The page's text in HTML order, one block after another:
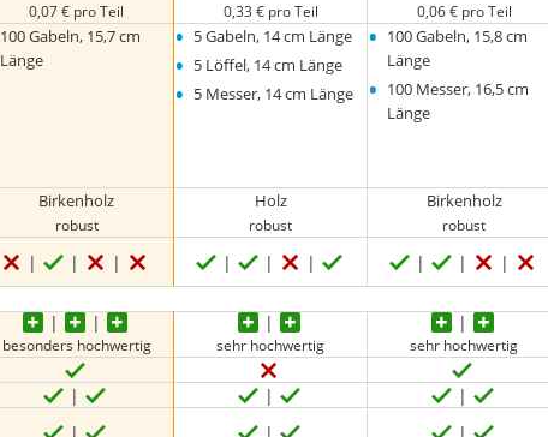
0,07 € pro Teil 0,33 € pro Teil 0,06 € pro Teil
100 Gabeln, 15,7 cm
Länge
• 5 Gabeln, 14 cm Länge
• 5 Löffel, 14 cm Länge
• 5 Messer, 14 cm Länge
• 100 Gabeln, 15,8 cm
Länge
• 100 Messer, 16,5 cm
Länge
Birkenholz
robust
Holz
robust
Birkenholz
robust
besonders hochwertig sehr hochwertig sehr hochwertig